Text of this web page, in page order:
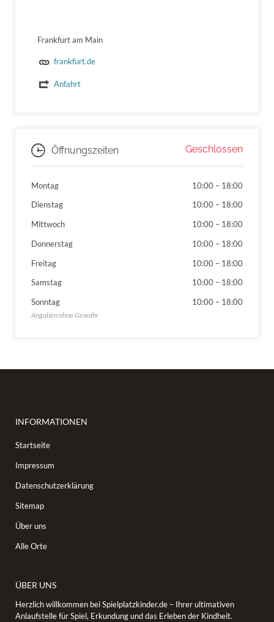
Frankfurt am Main
frankfurt.de
Anfahrt
Öffnungszeiten Geschlossen
Montag 10:00 – 18:00
Dienstag
10:00 – 18:00
Mittwoch
10:00 – 18:00
Donnerstag
10:00 – 18:00
Freitag
10:00 – 18:00
Samstag
10:00 – 18:00
Sonntag
10:00 – 18:00
INFORMATIONEN
Startseite
Impressum
Datenschutzerklärung
Sitemap
Über uns
Alle Orte
ÜBER UNS
Herzlich willkommen bei Spielplatzkinder.de – Ihrer ultimativen
Anlaufstelle für Spiel, Erkundung und das Erleben der Kindheit.